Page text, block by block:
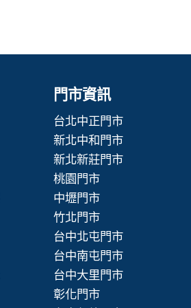
門市資訊
台北中正門市
新北中和門市
新北新莊門市
桃園門市
中壢門市
竹北門市
台中北屯門市
台中南屯門市
台中大里門市
彰化門市